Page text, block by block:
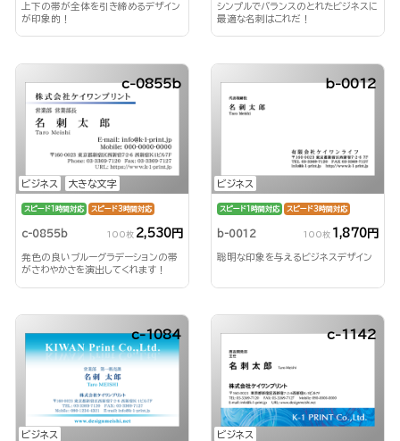
上下の帯が全体を引き締めるデザイン
が印象的！
シンプルでバランスのとれたビジネスに
最適な名刺はこれだ！
ビジネス 大きな文字
c-0855b
スピード1時間対応 スピード3時間対応
c-0855b 100枚 2,530円
発色の良いブルーグラデーションの帯
がさわやかさを演出してくれます！
ビジネス
b-0012
スピード1時間対応 スピード3時間対応
b-0012 100枚 1,870円
聡明な印象を与えるビジネスデザイン
ビジネス
c-1084
ビジネス
c-1142